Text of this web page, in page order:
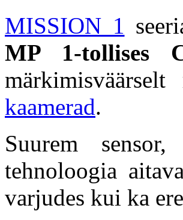
MISSION 1
MP 1-tollises
kaamerad.
Suurem
tehnoloogia
varjudes kui ka